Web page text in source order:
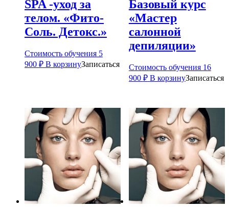
SPA -уход за
телом. «Фито-
Соль. Детокс.»
Стоимость обучения 5
900 ₽ В корзинуЗаписаться
Базовый курс
«Мастер
салонной
депиляции»
Стоимость обучения 16
900 ₽ В корзинуЗаписаться